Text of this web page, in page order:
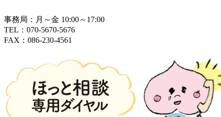
事務局：月～金 10:00～17:00
TEL：070-5670-5676
FAX：086-230-4561